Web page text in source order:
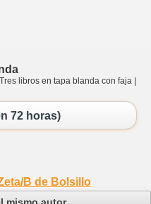
libros en tapa blanda con faja |
72 horas)
B de Bolsillo